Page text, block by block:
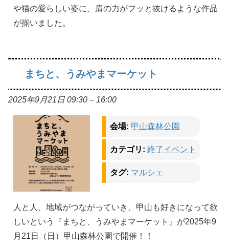
や猫の愛らしい姿に、肩の力がフッと抜けるような作品
が揃いました。
まちと、うみやまマーケット
2025年9月21日 09:30 – 16:00
会場: 甲山森林公園
カテゴリ: 終了イベント
タグ: マルシェ
人と人、地域がつながっていき、甲山も好きになって欲
しいという『まちと、うみやまマーケット』が2025年9
月21日（日）甲山森林公園で開催！！